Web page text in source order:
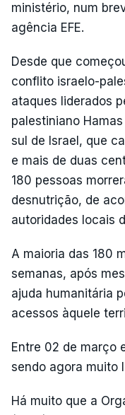
ministério, num
agência EFE.
Desde que
conflito israelo-
ataques liderados
palestiniano
sul de Israel, que
e mais de duas
180 pessoas
desnutrição, de
autoridades locais
A maioria das 180
semanas, após
ajuda humanitária
acessos àquele
Entre 02 de março
sendo agora muito
Há muito que a